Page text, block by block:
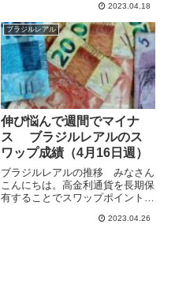
は13.75%の高金利で、ブラジル
レアル/円も高スワポとなってい
ます。4月11日発表の3月拡大消
費者物価指数（IPCA）...
2023.04.18
ブラジルレアル
伸び悩んで週間でマイナ
ス ブラジルレアルのス
ワップ成績（4月16日週）
ブラジルレアルの推移 みなさん
こんにちは。高金利通貨を長期保
有することでスワップポイント狙
は13.75%の高金利で、ブラジル
2023.04.26